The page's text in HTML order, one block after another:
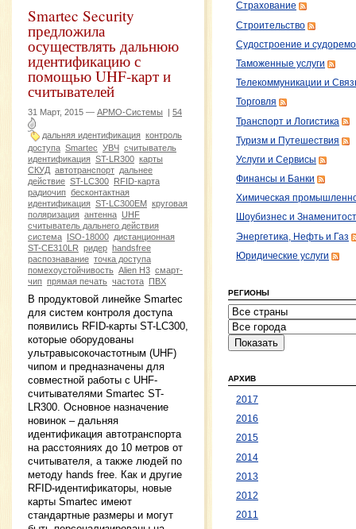
Smartec Security
предложила
осуществлять дальнюю
идентификацию с
помощью UHF-карт и
считывателей
31 Март, 2015 — АРМО-Системы 54
дальняя идентификация контроль
доступа Smartec УВЧ считыватель
идентификация ST-LR300 карты
СКУД автотранспорт дальнее
действие ST-LC300
RFID-карта
радиочип бесконтактная
идентификация ST-LC300EM круговая
поляризация антенна UHF
считыватель дальнего действия
система
ISO-18000 дистанционная
ST-CE310LR ридер handsfree
распознавание точка доступа
помехоустойчивость Alien H3 смарт-
чип прямая печать частота ПВХ
В продуктовой линейке Smartec
для систем контроля доступа
появились RFID-карты ST-LC300,
которые оборудованы
ультравысокочастотным (UHF)
чипом и предназначены для
совместной работы с UHF-
считывателями Smartec ST-
LR300. Основное назначение
новинок – дальняя
идентификация автотранспорта
на расстояниях до 10 метров от
считывателя, а также людей по
методу hands free. Как и другие
RFID-идентификаторы, новые
карты Smartec имеют
стандартные размеры и могут
Страхование
Строительство
Судостроение и
Таможенные услуги
Телекоммуникации и
Торговля
Транспорт и Логистика
Туризм и Путешествия
Услуги и Сервисы
Финансы и Банки
Химическая
Шоубизнес и
Энергетика, Нефть и Газ
Юридические услуги
РЕГИОНЫ
АРХИВ
2017
2016
2015
2014
2013
2012
2011